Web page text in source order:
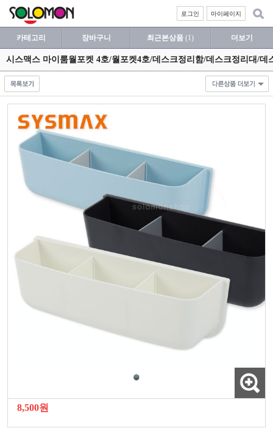
마이페이지
로그인
카테고리 장바구니 최근본상품 (1) 더보기
시스맥스 마이룸월포켓 4호/월포켓4호/데스크정리함/데스크정리대/데
8,500원